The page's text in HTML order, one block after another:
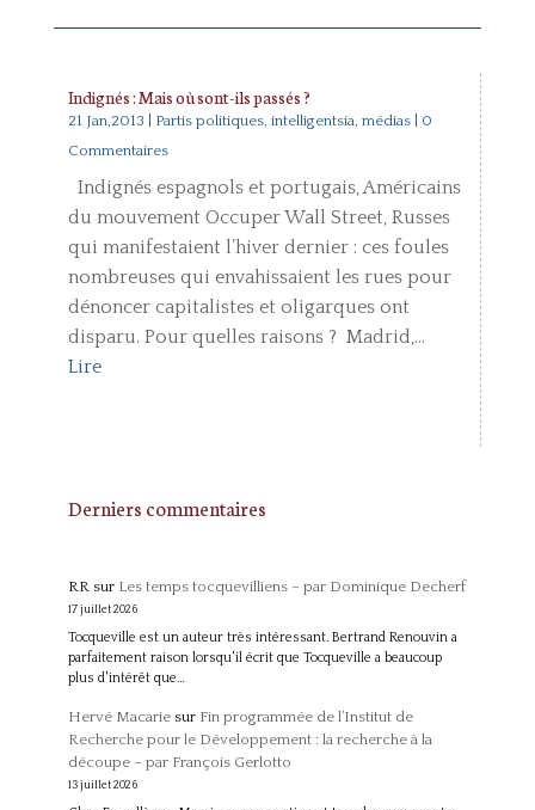
Indignés : Mais où sont-ils passés ?
21 Jan,2013 Partis politiques, intelligentsia, médias| 0
Commentaires
Indignés espagnols et portugais, Américains
du mouvement Occuper Wall Street, Russes
qui manifestaient l’hiver dernier : ces foules
nombreuses qui envahissaient les rues pour
dénoncer capitalistes et oligarques ont
disparu. Pour quelles raisons ? Madrid,...
Lire
Derniers commentaires
RRsur Les temps tocquevilliens – par Dominique Decherf
17 juillet 2026
Tocqueville est un auteur très intéressant. Bertrand Renouvin a
parfaitement raison lorsqu'il écrit que Tocqueville a beaucoup
plus d'intérêt que…
Hervé Macariesur Fin programmée de l’Institut de
Recherche pour le Développement : la recherche à la
découpe – par François Gerlotto
13 juillet 2026